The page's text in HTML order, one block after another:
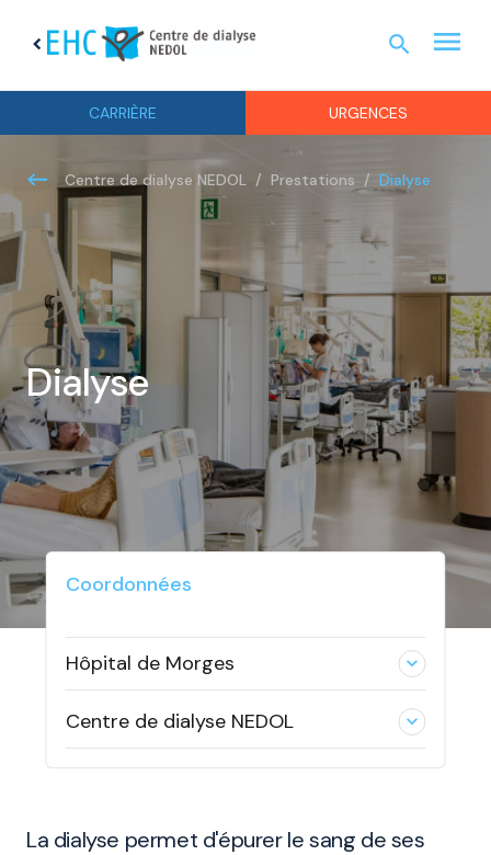
chevron_left
CARRIÈRE URGENCES
search menu
Centre de dialyse NEDOL Prestations Dialyse
Dialyse
La dialyse permet d'épurer le sang de ses
Coordonnées
Hôpital de Morges expand_less
Centre de dialyse NEDOL expand_less